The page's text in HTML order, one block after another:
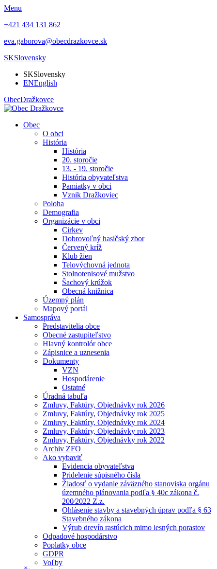
Menu
+421 434 131 862
eva.gaborova@obecdrazkovce.sk
SKSlovensky
SKSlovensky
ENEnglish
ObecDražkovce
Obec
O obci
História
História
20. storočie
13. - 19. storočie
História obyvateľstva
Pamiatky v obci
Vznik Dražkoviec
Poloha
Demografia
Organizácie v obci
Cirkev
Dobrovoľný hasičský zbor
Červený kríž
Klub žien
Telovýchovná jednota
Stolnotenisové mužstvo
Šachový krúžok
Obecná knižnica
Územný plán
Mapový portál
Samospráva
Predstavitelia obce
Obecné zastupiteľstvo
Hlavný kontrolór obce
Zápisnice a uznesenia
Dokumenty
VZN
Hospodárenie
Ostatné
Úradná tabuľa
Zmluvy, Faktúry, Objednávky rok 2026
Zmluvy, Faktúry, Objednávky rok 2025
Zmluvy, Faktúry, Objednávky rok 2024
Zmluvy, Faktúry, Objednávky rok 2023
Zmluvy, Faktúry, Objednávky rok 2022
Archiv ZFO
Ako vybaviť
Evidencia obyvateľstva
Pridelenie súpisného čísla
Žiadosť o vydanie záväzného stanoviska orgánu
územného plánovania podľa § 40c zákona č.
200⁄2022 Z.z.
Ohlásenie stavby a stavebných úprav podľa § 63
Stavebného zákona
Výrub drevín rastúcich mimo lesných porastov
Odpadové hospodárstvo
Poplatky obce
GDPR
Voľby